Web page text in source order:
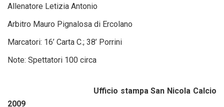
Allenatore Letizia Antonio
Arbitro Mauro Pignalosa di Ercolano
Marcatori: 16’ Carta C.; 38’ Porrini
Note: Spettatori 100 circa
Ufficio stampa San Nicola Calcio
2009